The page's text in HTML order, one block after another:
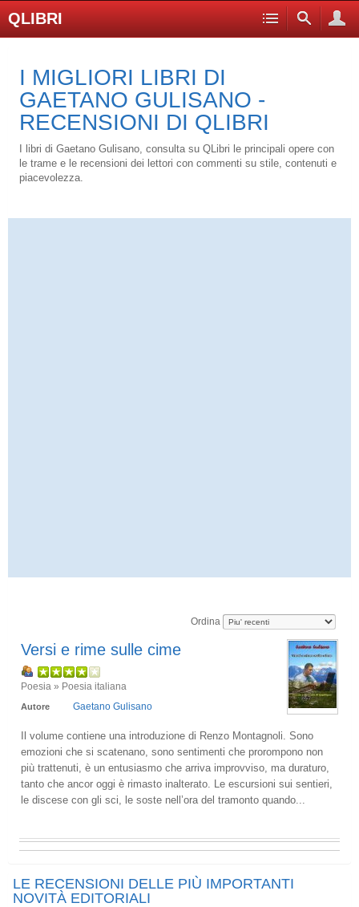
QLIBRI
I MIGLIORI LIBRI DI
GAETANO GULISANO -
RECENSIONI DI QLIBRI
I libri di Gaetano Gulisano, consulta su QLibri le principali opere con
le trame e le recensioni dei lettori con commenti su stile, contenuti e
piacevolezza.
Ordina
Versi e rime sulle cime
Poesia » Poesia italiana
Autore Gaetano Gulisano
Il volume contiene una introduzione di Renzo Montagnoli. Sono
emozioni che si scatenano, sono sentimenti che prorompono non
più trattenuti, è un entusiasmo che arriva improvviso, ma duraturo,
tanto che ancor oggi è rimasto inalterato. Le escursioni sui sentieri,
le discese con gli sci, le soste nell’ora del tramonto quando...
LE RECENSIONI DELLE PIÙ IMPORTANTI
NOVITÀ EDITORIALI